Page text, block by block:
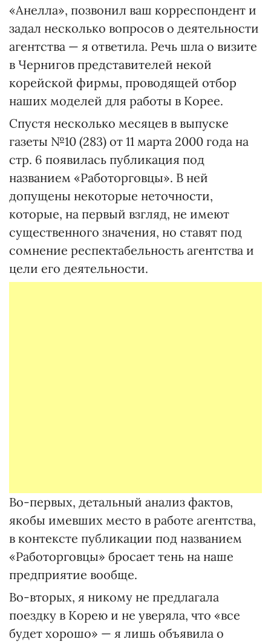
«Анелла», позвонил ваш корреспондент и
задал несколько вопросов о деятельности
агентства — я ответила. Речь шла о визите
в Чернигов представителей некой
корейской фирмы, проводящей отбор
наших моделей для работы в Корее.
Спустя несколько месяцев в выпуске
газеты №10 (283) от 11 марта 2000 года на
стр. 6 появилась публикация под
названием «Работорговцы». В ней
допущены некоторые неточности,
которые, на первый взгляд, не имеют
существенного значения, но ставят под
сомнение респектабельность агентства и
цели его деятельности.
Во-первых, детальный анализ фактов,
якобы имевших место в работе агентства,
в контексте публикации под названием
«Работорговцы» бросает тень на наше
предприятие вообще.
Во-вторых, я никому не предлагала
поездку в Корею и не уверяла, что «все
будет хорошо» — я лишь объявила о